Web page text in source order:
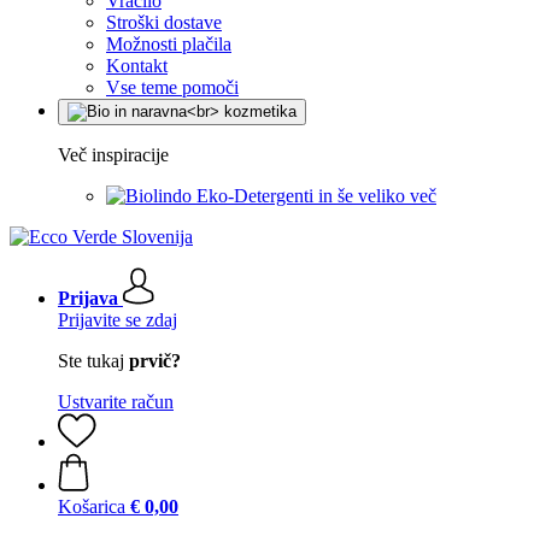
Stroški dostave
Možnosti plačila
Kontakt
Vse teme pomoči
Več inspiracije
Eko-Detergenti in še veliko več
Prijava
Prijavite se zdaj
Ste tukaj prvič?
Ustvarite račun
Košarica € 0,00